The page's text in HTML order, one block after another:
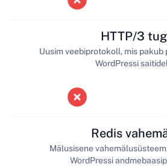
HTTP/3
Uusim veebiprotokoll, mis
WordPressi
Redis
Mälusisene
WordPressi